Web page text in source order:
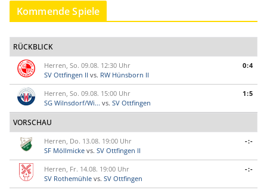
Kommende Spiele
RÜCKBLICK
Herren, So. 09.08. 12:30 Uhr
SV Ottfingen II vs. RW Hünsborn II
0:4
Herren, So. 09.08. 15:00 Uhr
SG Wilnsdorf/Wi... vs. SV Ottfingen
1:5
VORSCHAU
Herren, Do. 13.08. 19:00 Uhr
SF Möllmicke vs. SV Ottfingen II
-:-
Herren, Fr. 14.08. 19:00 Uhr
SV Rothemühle vs. SV Ottfingen
-:-